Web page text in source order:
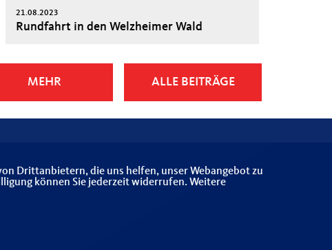
21.08.2023
Rundfahrt in den Welzheimer Wald
ALLE BEITRÄGE
MEHR
Drittanbietern, die uns helfen, unser Webangebot zu
können Sie jederzeit widerrufen. Weitere